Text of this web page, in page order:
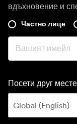
вдъхновение и
Частно лице
Посети друг